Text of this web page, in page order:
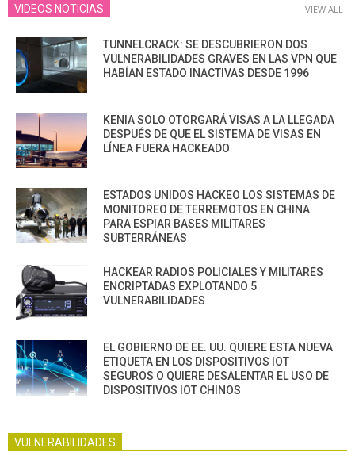
VIDEOS NOTICIAS VIEW ALL
TUNNELCRACK: SE DESCUBRIERON DOS
VULNERABILIDADES GRAVES EN LAS VPN QUE
HABÍAN ESTADO INACTIVAS DESDE 1996
KENIA SOLO OTORGARÁ VISAS A LA LLEGADA
DESPUÉS DE QUE EL SISTEMA DE VISAS EN
LÍNEA FUERA HACKEADO
ESTADOS UNIDOS HACKEO LOS SISTEMAS DE
MONITOREO DE TERREMOTOS EN CHINA
PARA ESPIAR BASES MILITARES
SUBTERRÁNEAS
HACKEAR RADIOS POLICIALES Y MILITARES
ENCRIPTADAS EXPLOTANDO 5
VULNERABILIDADES
EL GOBIERNO DE EE. UU. QUIERE ESTA NUEVA
ETIQUETA EN LOS DISPOSITIVOS IOT
SEGUROS O QUIERE DESALENTAR EL USO DE
DISPOSITIVOS IOT CHINOS
VULNERABILIDADES